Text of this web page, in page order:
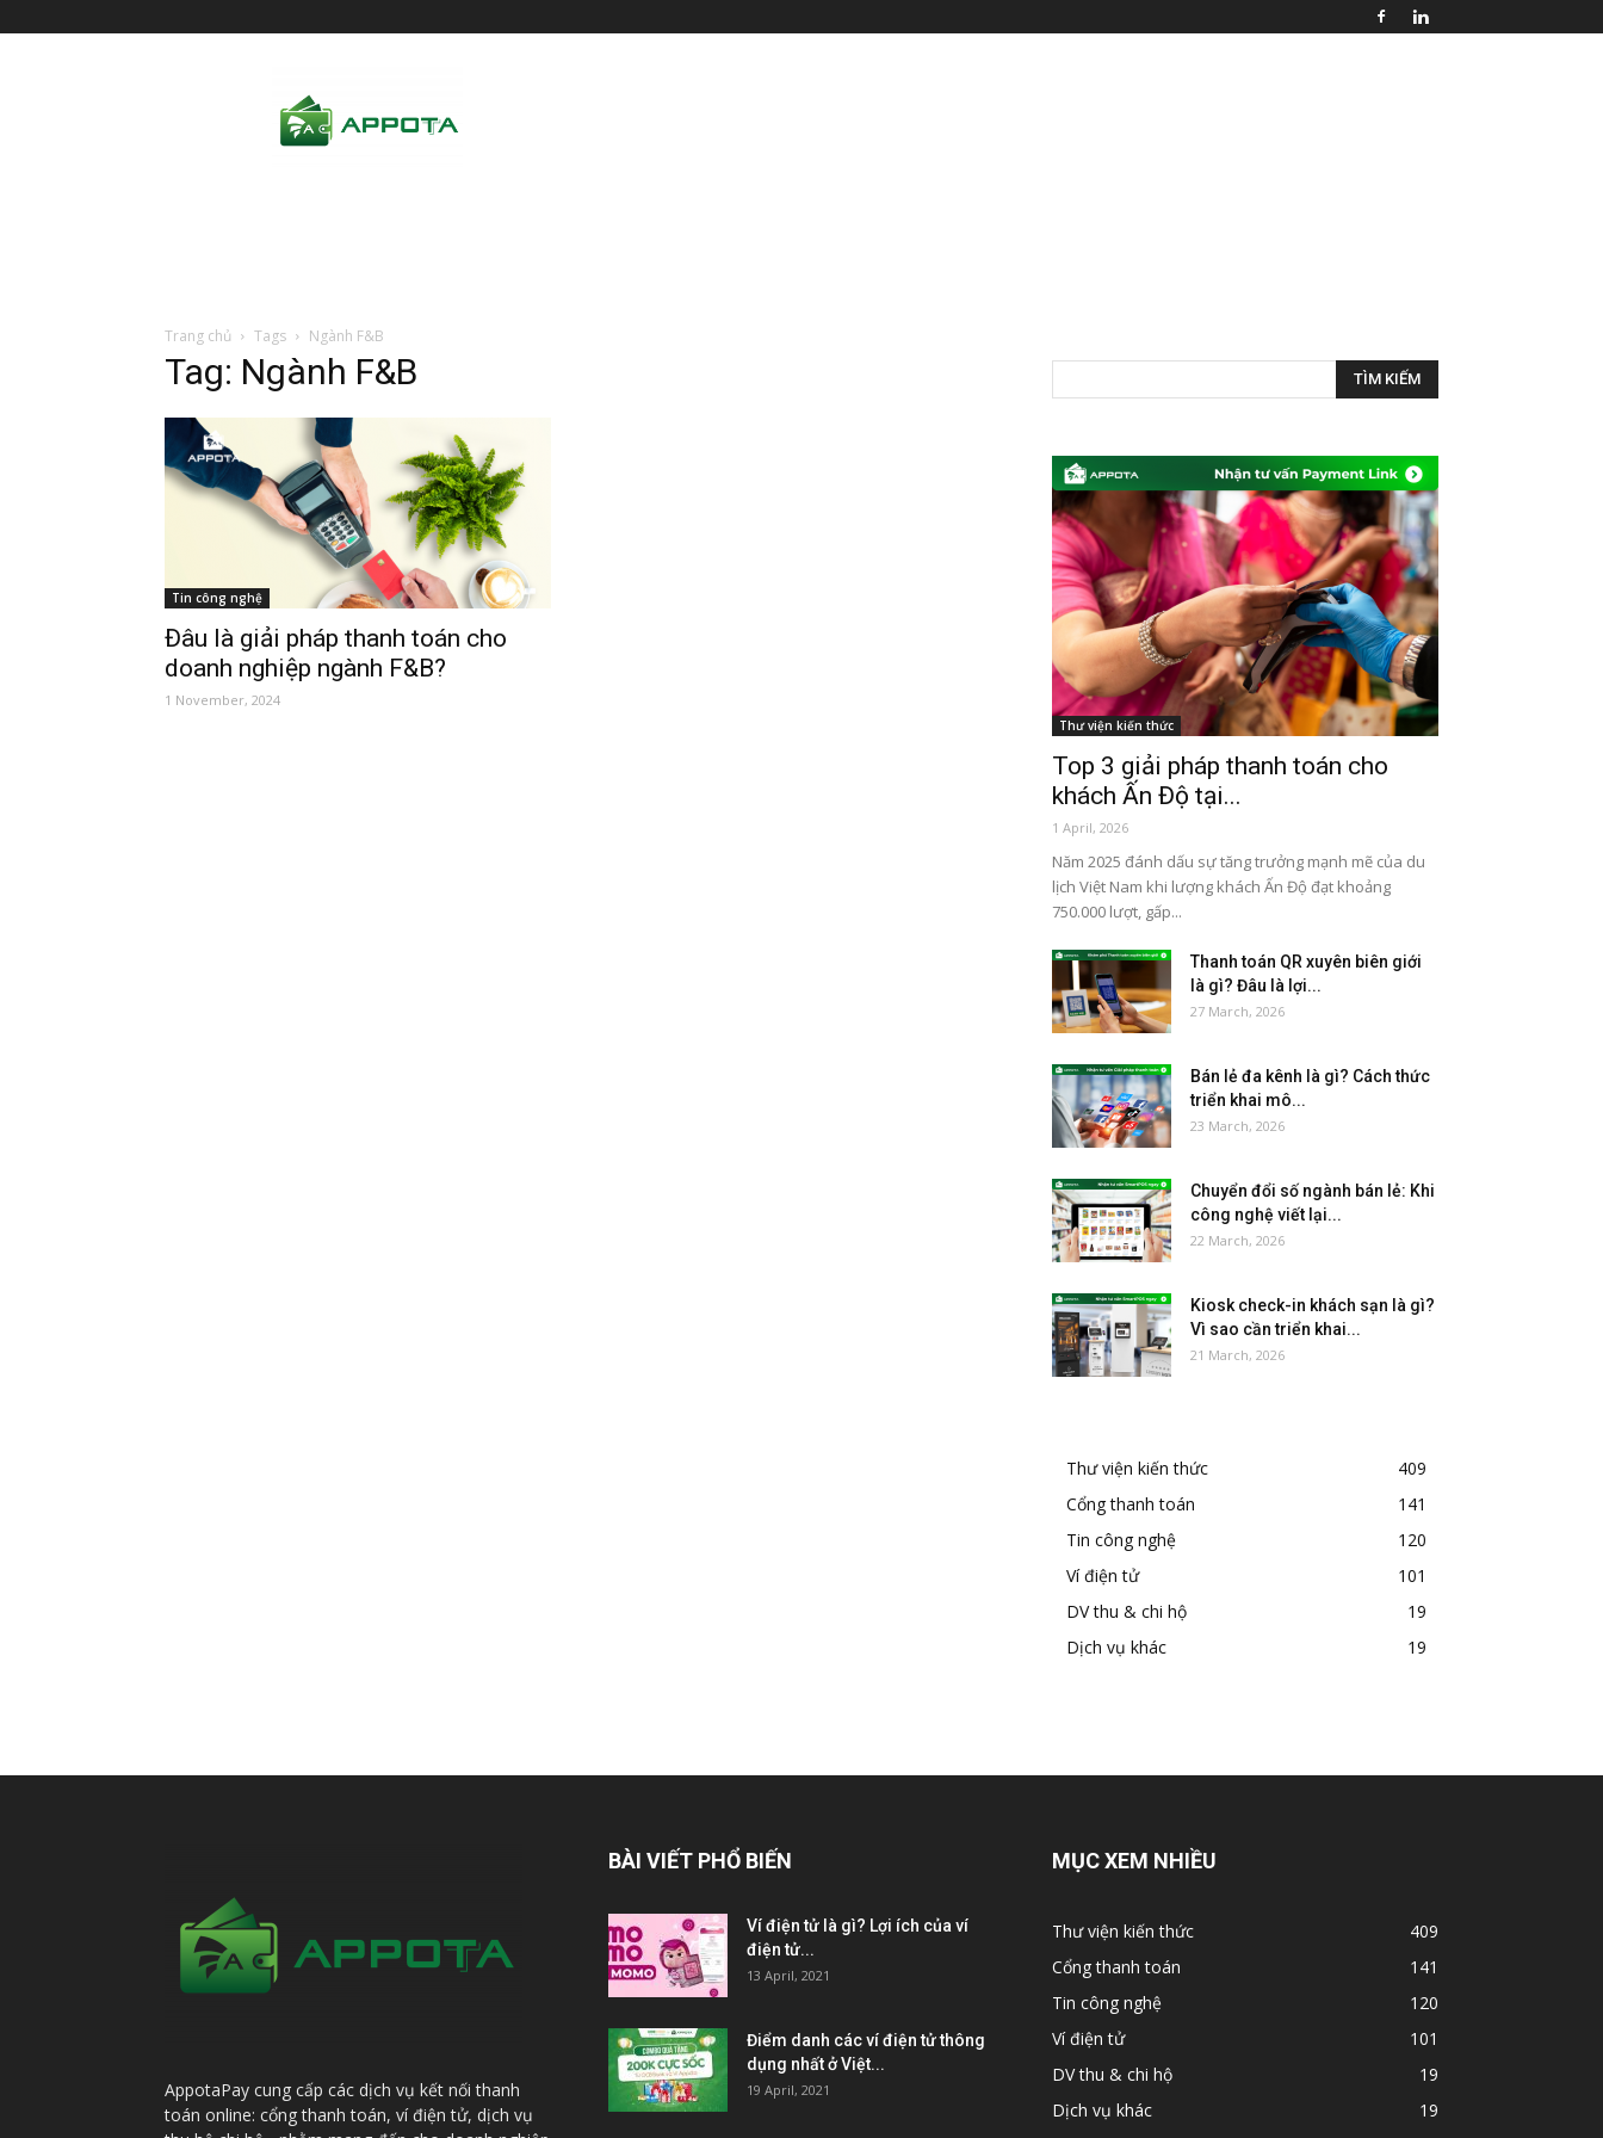
Trang chủ Tags Ngành F&B
Tag: Ngành F&B
Tin công nghệ
Đâu là giải pháp thanh toán cho
doanh nghiệp ngành F&B?
1 November, 2024
Thư viện kiến thức
Top 3 giải pháp thanh toán cho
khách Ấn Độ tại...
1 April, 2026
Năm 2025 đánh dấu sự tăng trưởng mạnh mẽ của du
lịch Việt Nam khi lượng khách Ấn Độ đạt khoảng
750.000 lượt, gấp...
Thanh toán QR xuyên biên giới
là gì? Đâu là lợi...
27 March, 2026
Bán lẻ đa kênh là gì? Cách thức
triển khai mô...
23 March, 2026
Chuyển đổi số ngành bán lẻ: Khi
công nghệ viết lại...
22 March, 2026
Kiosk check-in khách sạn là gì?
Vì sao cần triển khai...
21 March, 2026
Thư viện kiến thức
409
Cổng thanh toán
141
Tin công nghệ
120
Ví điện tử
101
DV thu & chi hộ
19
Dịch vụ khác
19
AppotaPay cung cấp các dịch vụ kết nối thanh
toán online: cổng thanh toán, ví điện tử, dịch vụ
BÀI VIẾT PHỔ BIẾN
Ví điện tử là gì? Lợi ích của ví
điện tử...
13 April, 2021
Điểm danh các ví điện tử thông
dụng nhất ở Việt...
19 April, 2021
MỤC XEM NHIỀU
Thư viện kiến thức
409
Cổng thanh toán
141
Tin công nghệ
120
Ví điện tử
101
DV thu & chi hộ
19
Dịch vụ khác
19